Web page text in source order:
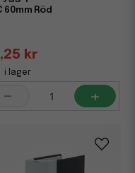
60mm Röd
kr
i lager
- +